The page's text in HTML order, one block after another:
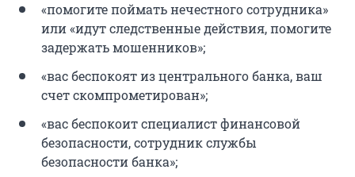
«помогите поймать нечестного сотрудника»
или «идут следственные действия, помогите
задержать мошенников»;
«вас беспокоят из центрального банка, ваш
счет скомпрометирован»;
«вас беспокоит специалист финансовой
безопасности, сотрудник службы
безопасности банка»;